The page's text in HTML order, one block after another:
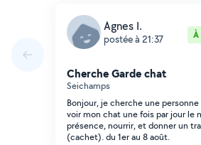
Agnes I.
postée à 21:37 À
Cherche Garde chat
Seichamps
Bonjour, je cherche une
voir mon chat une fois par jour le
présence, nourrir, et donner un
(cachet). du 1er au 8 août.